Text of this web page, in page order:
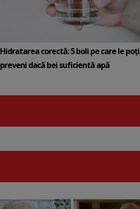
Hidratarea corectă: 5 boli pe care le poți
preveni dacă bei suficientă apă